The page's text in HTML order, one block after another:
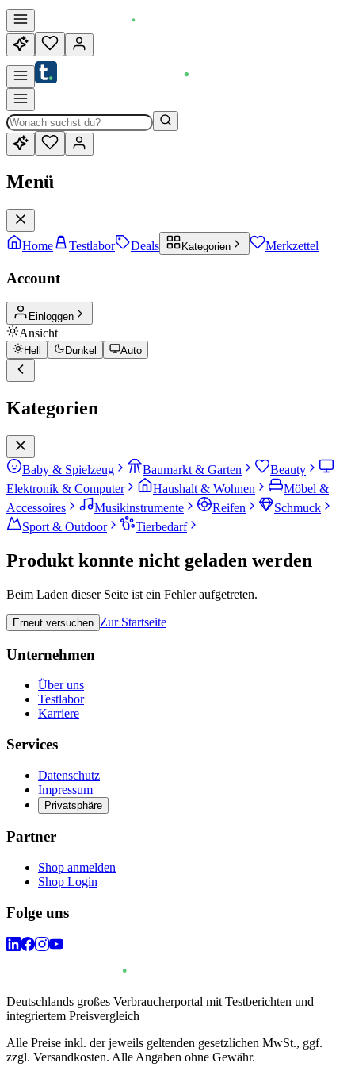
Menü
Home Testlabor Deals Kategorien Merkzettel
Account
Einloggen
Ansicht
Hell Dunkel Auto
Kategorien
Baby & Spielzeug Baumarkt & Garten
Beauty
Elektronik & Computer
Haushalt & Wohnen
Möbel &
Accessoires
Musikinstrumente Reifen
Schmuck
Sport & Outdoor
Tierbedarf
Produkt konnte nicht geladen werden
Beim Laden dieser Seite ist ein Fehler aufgetreten.
Erneut versuchen Zur Startseite
Unternehmen
Über uns
Testlabor
Karriere
Services
Datenschutz
Impressum
Privatsphäre
Partner
Shop anmelden
Shop Login
Folge uns
Deutschlands großes Verbraucherportal mit Testberichten und
integriertem Preisvergleich
Alle Preise inkl. der jeweils geltenden gesetzlichen MwSt., ggf.
zzgl. Versandkosten. Alle Angaben ohne Gewähr.